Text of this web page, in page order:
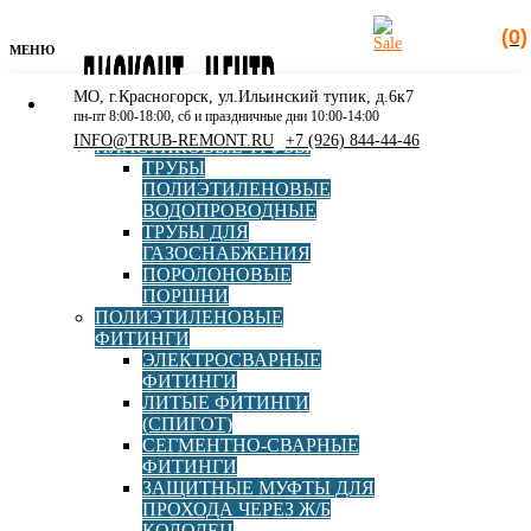
(0)
МЕНЮ
КАТАЛОГ
РАСПРОДАЖА
ПЛАСТИКОВЫЕ ТРУБЫ
ТРУБЫ
ПОЛИЭТИЛЕНОВЫЕ
ВОДОПРОВОДНЫЕ
ТРУБЫ ДЛЯ
ГАЗОСНАБЖЕНИЯ
ПОРОЛОНОВЫЕ
ПОРШНИ
ПОЛИЭТИЛЕНОВЫЕ
ФИТИНГИ
ЭЛЕКТРОСВАРНЫЕ
ФИТИНГИ
ЛИТЫЕ ФИТИНГИ
(СПИГОТ)
СЕГМЕНТНО-СВАРНЫЕ
ФИТИНГИ
ЗАЩИТНЫЕ МУФТЫ ДЛЯ
ПРОХОДА ЧЕРЕЗ Ж/Б
МО, г.Красногорск, ул.Ильинский тупик, д.6к7
пн-пт 8:00-18:00, сб и праздничные дни 10:00-14:00
INFO@TRUB-REMONT.RU +7 (926) 844-44-46
Каталог»Полиэтиленовые фитинги
фитинги (СПИГОТ)»Переход ред. ПЭ100 SDR11 d140х110
Переход ред. ПЭ100 SDR11
d140х110 СПИГОТ